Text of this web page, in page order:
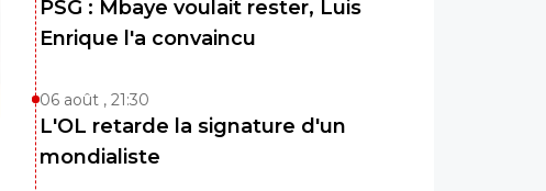
PSG : Mbaye voulait rester, Luis
Enrique l'a convaincu
06 août , 21:30
L'OL retarde la signature d'un
mondialiste